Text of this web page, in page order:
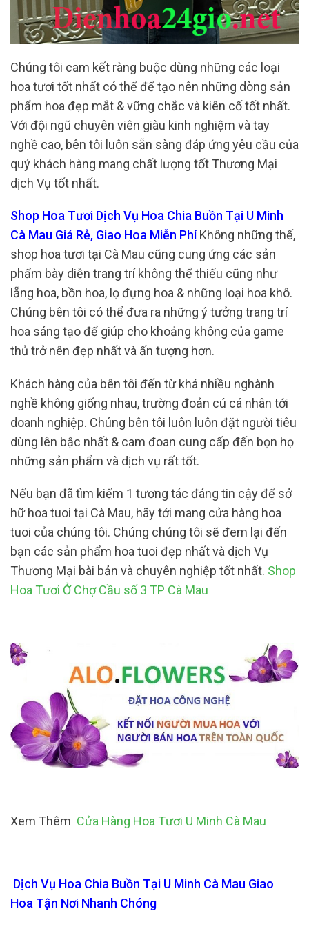
Chúng tôi cam kết ràng buộc dùng những các loại
hoa tươi tốt nhất có thể để tạo nên những dòng sản
phẩm hoa đẹp mắt & vững chắc và kiên cố tốt nhất.
Với đội ngũ chuyên viên giàu kinh nghiệm và tay
nghề cao, bên tôi luôn sẵn sàng đáp ứng yêu cầu của
quý khách hàng mang chất lượng tốt Thương Mại
dịch Vụ tốt nhất.
Shop Hoa Tươi Dịch Vụ Hoa Chia Buồn Tại U Minh
Cà Mau Giá Rẻ, Giao Hoa Miễn PhíKhông những thế,
shop hoa tươi tại Cà Mau cũng cung ứng các sản
phẩm bày diễn trang trí không thể thiếu cũng như
lẵng hoa, bồn hoa, lọ đựng hoa & những loại hoa khô.
Chúng bên tôi có thể đưa ra những ý tưởng trang trí
hoa sáng tạo để giúp cho khoảng không của game
thủ trở nên đẹp nhất và ấn tượng hơn.
Khách hàng của bên tôi đến từ khá nhiều nghành
nghề không giống nhau, trường đoản cú cá nhân tới
doanh nghiệp. Chúng bên tôi luôn luôn đặt người tiêu
dùng lên bậc nhất & cam đoan cung cấp đến bọn họ
những sản phẩm và dịch vụ rất tốt.
Nếu bạn đã tìm kiếm 1 tương tác đáng tin cậy để sở
hữ hoa tuoi tại Cà Mau, hãy tới mang cửa hàng hoa
tuoi của chúng tôi. Chúng chúng tôi sẽ đem lại đến
bạn các sản phẩm hoa tuoi đẹp nhất và dịch Vụ
Thương Mại bài bản và chuyên nghiệp tốt nhất. Shop
Hoa Tươi Ở Chợ Cầu số 3 TP Cà Mau
Xem Thêm Cửa Hàng Hoa Tươi U Minh Cà Mau
Dịch Vụ Hoa Chia Buồn Tại U Minh Cà Mau Giao
Hoa Tận Nơi Nhanh Chóng